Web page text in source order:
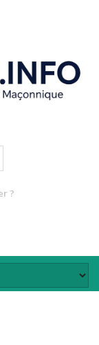
?